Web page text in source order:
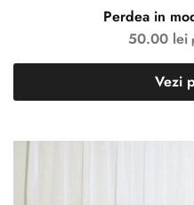
Perdea in
50.00 lei
Vezi